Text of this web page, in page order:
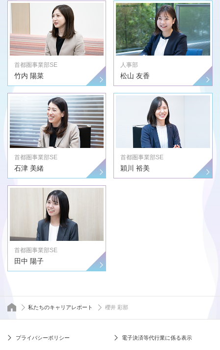
首都圏事業部SE
竹内 陽菜
人事部
松山 友香
首都圏事業部SE
石津 美緒
首都圏事業部SE
穎川 裕美
首都圏事業部SE
田中 陽子
トップページ
私たちのキャリアレポート 櫻井 彩那
プライバシーポリシー 電子決済等代行業に係る表示